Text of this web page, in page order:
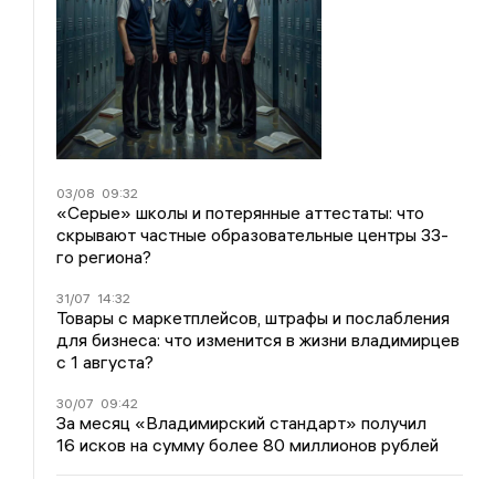
03/08 09:32
«Серые» школы и потерянные аттестаты: что
скрывают частные образовательные центры 33-
го региона?
31/07 14:32
Товары с маркетплейсов, штрафы и послабления
для бизнеса: что изменится в жизни владимирцев
с 1 августа?
30/07 09:42
За месяц «Владимирский стандарт» получил
16 исков на сумму более 80 миллионов рублей